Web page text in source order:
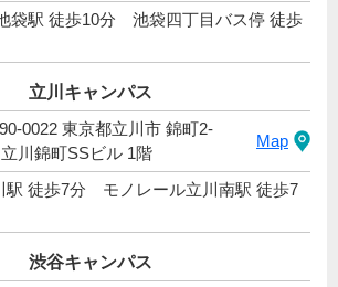
袋駅 徒歩10分 池袋四丁目バス停 徒歩
立川キャンパス
0022 東京都立川市 錦町2-
川錦町SSビル 1階
Map
駅 徒歩7分 モノレール立川南駅 徒歩7
渋谷キャンパス